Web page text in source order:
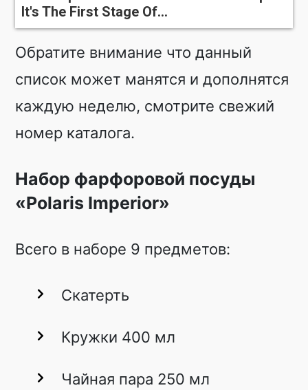
It's The First Stage Of...
Обратите внимание что данный
список может манятся и дополнятся
каждую неделю, смотрите свежий
номер каталога.
Набор фарфоровой посуды
«Polaris Imperior»
Всего в наборе 9 предметов:
Скатерть
Кружки 400 мл
Чайная пара 250 мл